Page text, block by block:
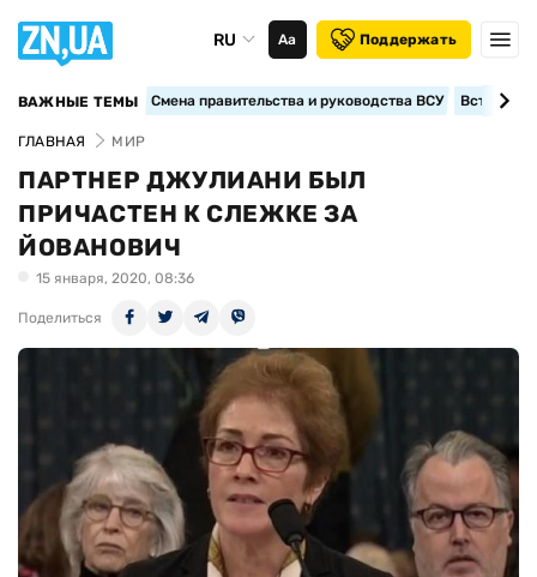
RU Аа Поддержать
ВАЖНЫЕ ТЕМЫ Смена правительства и руководства ВСУ
ГЛАВНАЯ МИР
ПАРТНЕР ДЖУЛИАНИ БЫЛ
ПРИЧАСТЕН К СЛЕЖКЕ ЗА
ЙОВАНОВИЧ
15 января, 2020, 08:36
Поделиться